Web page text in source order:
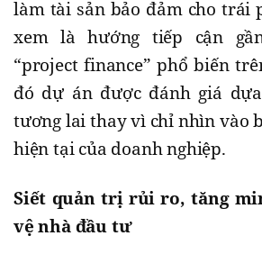
làm tài sản bảo đảm cho trái
xem là hướng tiếp cận
“project finance” phổ biến
đó dự án được đánh giá
tương lai thay vì chỉ nhìn vào
hiện tại của doanh nghiệp.
Siết quản trị rủi ro, tăng
vệ nhà đầu tư